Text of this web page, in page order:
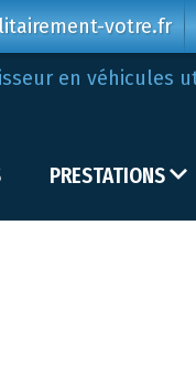
votre.fr
en véhicules
PRESTATIONS